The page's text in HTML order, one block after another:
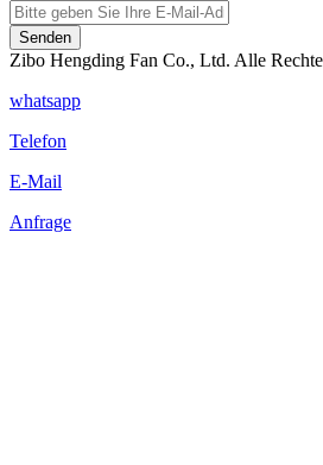
Senden
Zibo Hengding Fan Co., Ltd. Alle
whatsapp
Telefon
E-Mail
Anfrage